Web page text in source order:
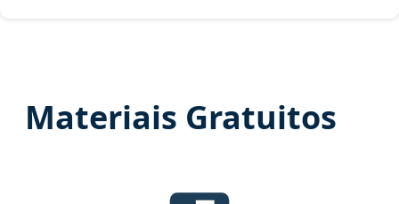
Materiais Gratuitos
Edital Verticalizado, material